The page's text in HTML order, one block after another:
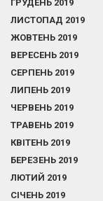
ГРУДЕНЬ 2019
ЛИСТОПАД 2019
ЖОВТЕНЬ 2019
ВЕРЕСЕНЬ 2019
СЕРПЕНЬ 2019
ЛИПЕНЬ 2019
ЧЕРВЕНЬ 2019
ТРАВЕНЬ 2019
КВІТЕНЬ 2019
БЕРЕЗЕНЬ 2019
ЛЮТИЙ 2019
СІЧЕНЬ 2019